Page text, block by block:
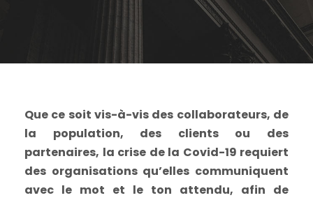
Que ce soit vis-à-vis des collaborateurs, de
la population, des clients ou des
partenaires, la crise de la Covid-19 requiert
des organisations qu’elles communiquent
avec le mot et le ton attendu, afin de